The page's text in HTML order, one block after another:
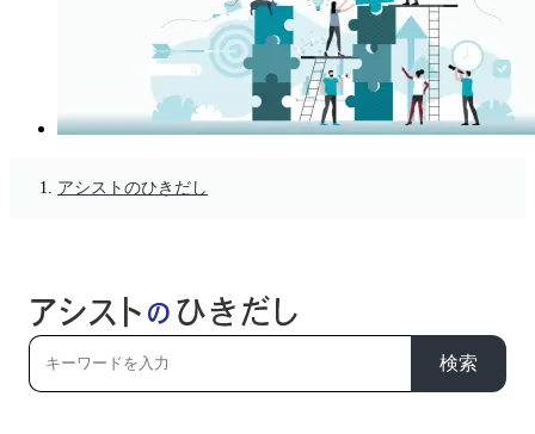
アシストのひきだし
検索